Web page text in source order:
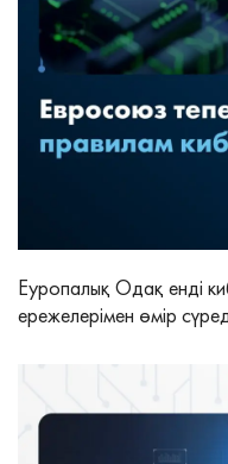
Еуропалық Одақ енді
ережелерімен өмір